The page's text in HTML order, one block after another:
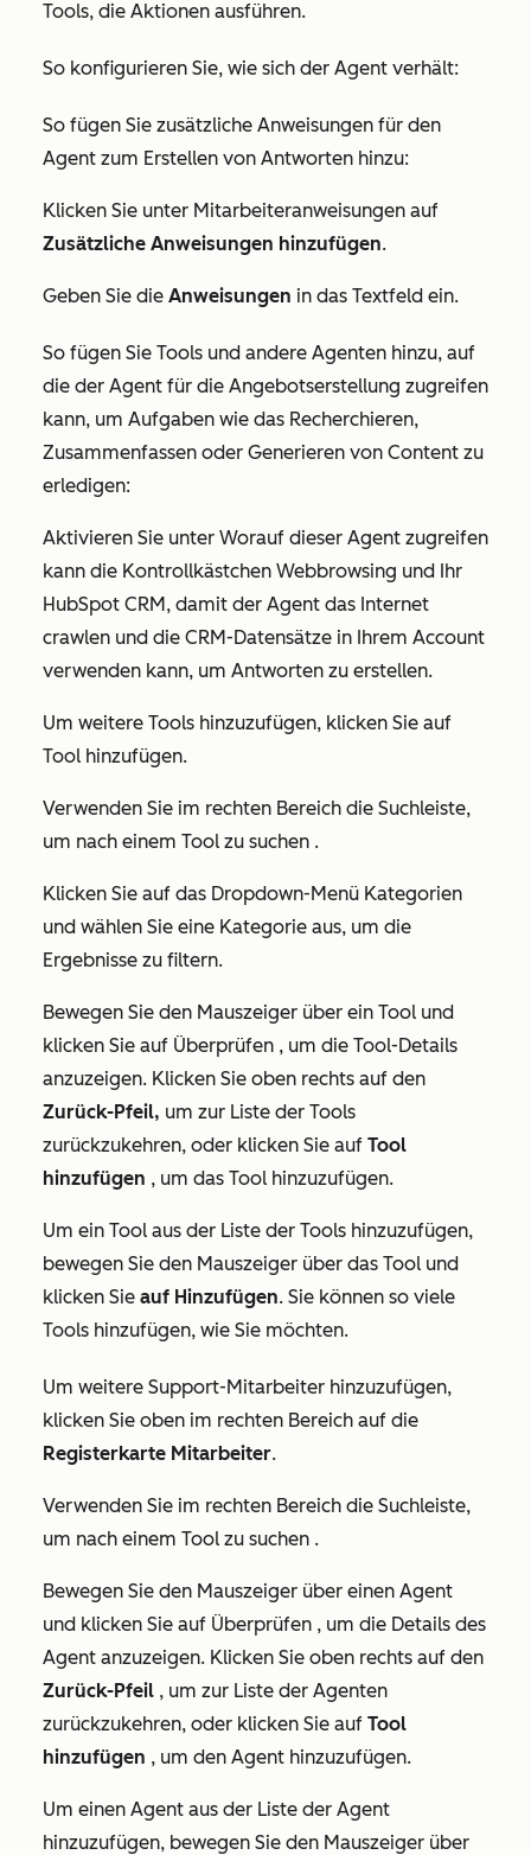
Tools, die Aktionen ausführen.
So konfigurieren Sie, wie sich der Agent verhält:
So fügen Sie zusätzliche Anweisungen für den
Agent zum Erstellen von Antworten hinzu:
Klicken Sie unter Mitarbeiteranweisungen auf
Zusätzliche Anweisungen hinzufügen.
Geben Sie die Anweisungen in das Textfeld ein.
So fügen Sie Tools und andere Agenten hinzu, auf
die der Agent für die Angebotserstellung zugreifen
kann, um Aufgaben wie das Recherchieren,
Zusammenfassen oder Generieren von Content zu
erledigen:
Aktivieren Sie unter Worauf dieser Agent zugreifen
kann die Kontrollkästchen Webbrowsing und Ihr
HubSpot CRM, damit der Agent das Internet
crawlen und die CRM-Datensätze in Ihrem Account
verwenden kann, um Antworten zu erstellen.
Um weitere Tools hinzuzufügen, klicken Sie auf
Tool hinzufügen.
Verwenden Sie im rechten Bereich die Suchleiste,
um nach einem Tool zu suchen .
Klicken Sie auf das Dropdown-Menü Kategorien
und wählen Sie eine Kategorie aus, um die
Ergebnisse zu filtern.
Bewegen Sie den Mauszeiger über ein Tool und
klicken Sie auf Überprüfen , um die Tool-Details
anzuzeigen. Klicken Sie oben rechts auf den
Zurück-Pfeil, um zur Liste der Tools
zurückzukehren, oder klicken Sie auf Tool
hinzufügen , um das Tool hinzuzufügen.
Um ein Tool aus der Liste der Tools hinzuzufügen,
bewegen Sie den Mauszeiger über das Tool und
klicken Sie auf Hinzufügen. Sie können so viele
Tools hinzufügen, wie Sie möchten.
Um weitere Support-Mitarbeiter hinzuzufügen,
klicken Sie oben im rechten Bereich auf die
Registerkarte Mitarbeiter.
Verwenden Sie im rechten Bereich die Suchleiste,
um nach einem Tool zu suchen .
Bewegen Sie den Mauszeiger über einen Agent
und klicken Sie auf Überprüfen , um die Details des
Agent anzuzeigen. Klicken Sie oben rechts auf den
Zurück-Pfeil , um zur Liste der Agenten
zurückzukehren, oder klicken Sie auf Tool
hinzufügen , um den Agent hinzuzufügen.
Um einen Agent aus der Liste der Agent
hinzuzufügen, bewegen Sie den Mauszeiger über